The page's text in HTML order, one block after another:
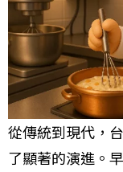
從傳統到現代，
了顯著的演進。